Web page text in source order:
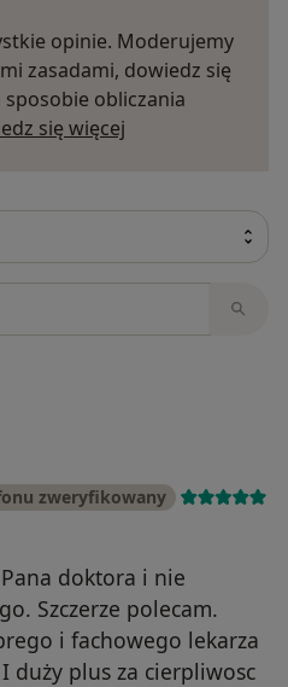
opinie. Moderujemy
zasadami, dowiedz się
obliczania
się więcej
zweryfikowany
doktora i nie
Szczerze polecam.
i fachowego lekarza
duży plus za cierpliwosc